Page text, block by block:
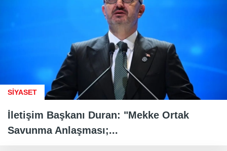
SİYASET
İletişim Başkanı Duran: "Mekke Ortak
Savunma Anlaşması;...